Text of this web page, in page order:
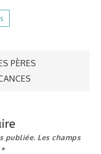
PÈRES
publiée. Les champs
*